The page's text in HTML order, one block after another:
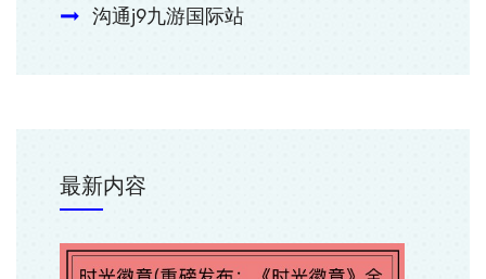
沟通j9九游国际站
最新内容